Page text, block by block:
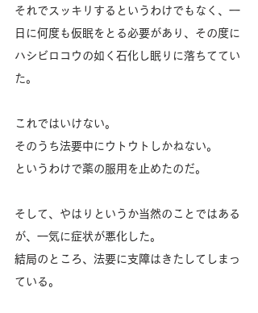
それでスッキリするというわけでもなく、一
日に何度も仮眠をとる必要があり、その度に
ハシビロコウの如く石化し眠りに落ちててい
た。
これではいけない。
そのうち法要中にウトウトしかねない。
というわけで薬の服用を止めたのだ。
そして、やはりというか当然のことではある
が、一気に症状が悪化した。
結局のところ、法要に支障はきたしてしまっ
ている。